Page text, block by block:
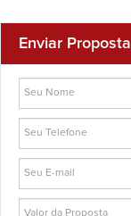
Enviar Proposta